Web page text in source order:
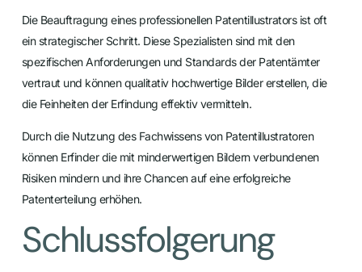
Die Beauftragung eines professionellen Patentillustrators ist oft
ein strategischer Schritt. Diese Spezialisten sind mit den
spezifischen Anforderungen und Standards der Patentämter
vertraut und können qualitativ hochwertige Bilder erstellen, die
die Feinheiten der Erfindung effektiv vermitteln.
Durch die Nutzung des Fachwissens von Patentillustratoren
können Erfinder die mit minderwertigen Bildern verbundenen
Risiken mindern und ihre Chancen auf eine erfolgreiche
Patenterteilung erhöhen.
Schlussfolgerung